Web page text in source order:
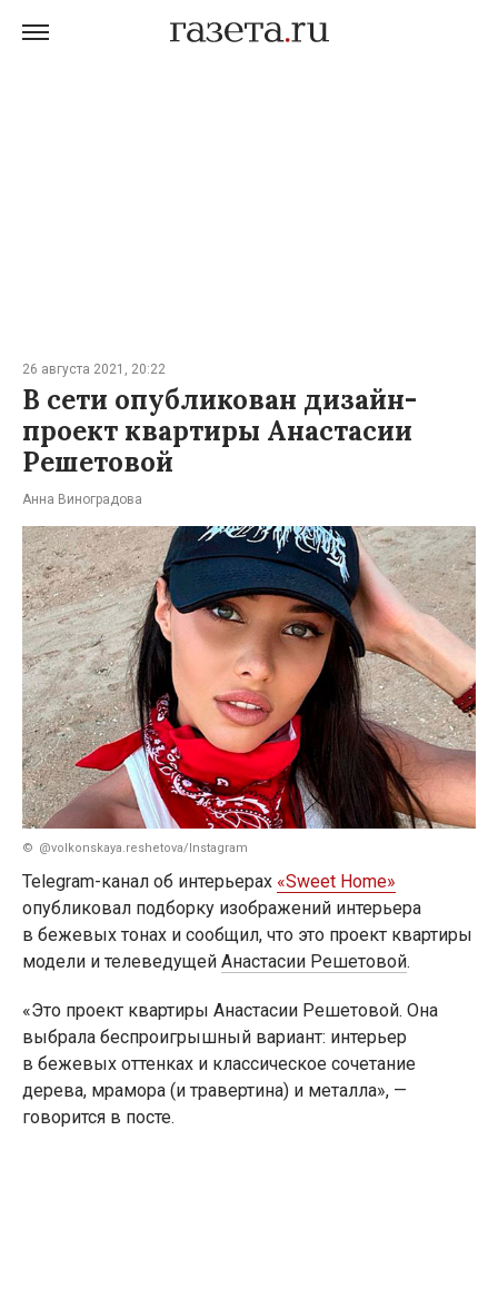
26 августа 2021, 20:22
В сети опубликован дизайн-
проект квартиры Анастасии
Решетовой
Анна Виноградова
@volkonskaya.reshetova/Instagram
Telegram-канал об интерьерах «Sweet Home»
опубликовал подборку изображений интерьера
в бежевых тонах и сообщил, что это проект квартиры
модели и телеведущей Анастасии Решетовой.
«Это проект квартиры Анастасии Решетовой. Она
выбрала беспроигрышный вариант: интерьер
в бежевых оттенках и классическое сочетание
дерева, мрамора (и травертина) и металла», —
говорится в посте.